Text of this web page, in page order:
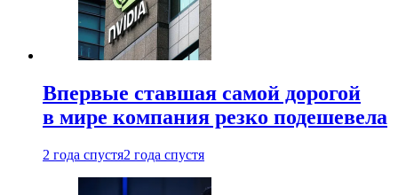
Впервые ставшая самой дорогой
в мире компания резко подешевела
2 года спустя2 года спустя